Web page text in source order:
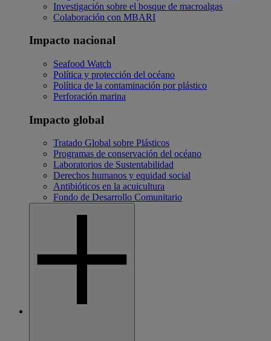
Investigación sobre el bosque de macroalgas
Colaboración con MBARI
Impacto nacional
Seafood Watch
Política y protección del océano
Política de la contaminación por plástico
Perforación marina
Impacto global
Tratado Global sobre Plásticos
Programas de conservación del océano
Laboratorios de Sustentabilidad
Derechos humanos y equidad social
Antibióticos en la acuicultura
Fondo de Desarrollo Comunitario